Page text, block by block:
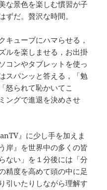
な景色を楽しむ慣習が子
ずだ。贅沢な時間。
キューブにハマらせる，
ルを楽しませる，お出掛
コンやタブレットを使っ
スパンッと答える，「勉
怒られて恥かいてこ
ングで進退を決めさせ
』に少し手を加えま
岸』を世界中の多くの皆
ない」を１分後には「分
精度を高めて頭の中に足
引いたりしながら理解す